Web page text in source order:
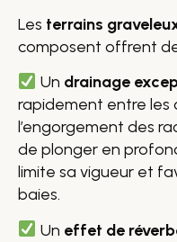
Les terrains
composent offrent
Un drainage
rapidement entre les
l’engorgement des
de plonger en
limite sa vigueur et
baies.
Un effet de